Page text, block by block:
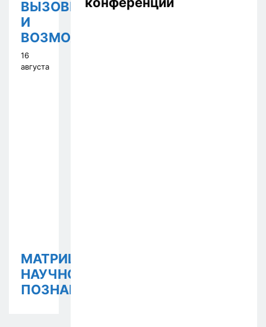
ВЫЗОВЫ
И
ВОЗМОЖНОСТИ
16
августа
МАТРИЦА
НАУЧНОГО
ПОЗНАНИЯ